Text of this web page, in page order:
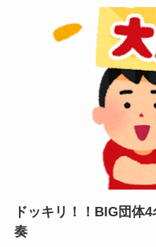
ドッキリ！！BIG団体
奏